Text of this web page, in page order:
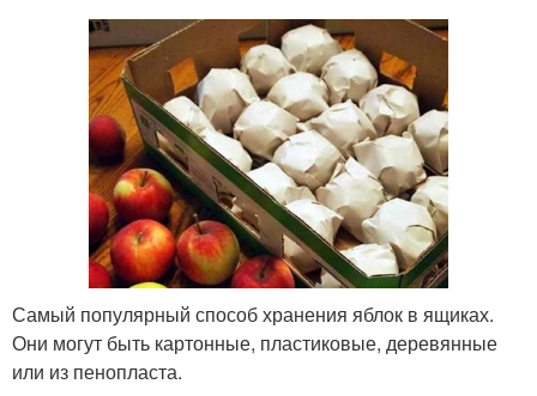
Самый популярный способ хранения яблок в ящиках.
Они могут быть картонные, пластиковые, деревянные
или из пенопласта.